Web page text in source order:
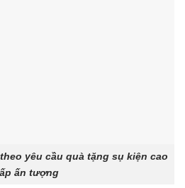
yêu cầu quà tặng sụ kiện cao
ấn tượng